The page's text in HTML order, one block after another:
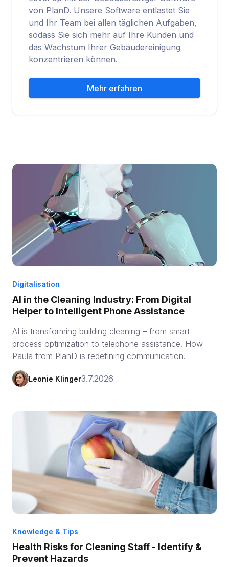
von PlanD. Unsere Software entlastet Sie
und Ihr Team bei allen täglichen Aufgaben,
sodass Sie sich mehr auf Ihre Kunden und
das Wachstum Ihrer Gebäudereinigung
konzentrieren können.
Mehr erfahren
Digitalisation
AI in the Cleaning Industry: From Digital
Helper to Intelligent Phone Assistance
AI is transforming building cleaning – from smart
process optimization to telephone assistance. How
Paula from PlanD is redefining communication.
Leonie Klinger3.7.2026
Knowledge & Tips
Health Risks for Cleaning Staff - Identify &
Prevent Hazards